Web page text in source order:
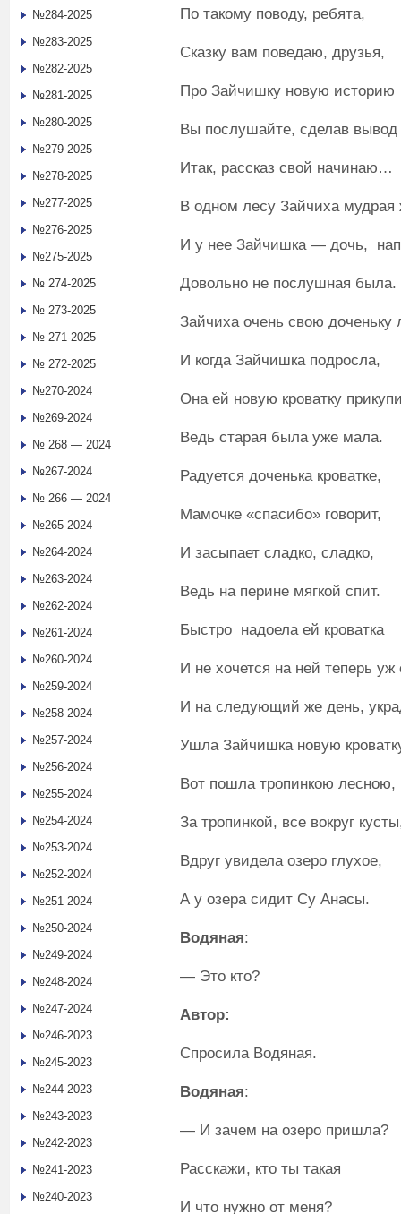
По такому поводу, ребята,
Сказку вам поведаю, друзья,
Про Зайчишку новую историю
Вы послушайте, сделав
Итак, рассказ свой начинаю…
В одном лесу Зайчиха мудрая
И у нее Зайчишка — дочь,
Довольно не послушная была.
Зайчиха очень свою
И когда Зайчишка подросла,
Она ей новую кроватку
Ведь старая была уже мала.
Радуется доченька кроватке,
Мамочке «спасибо» говорит,
И засыпает сладко, сладко,
Ведь на перине мягкой спит.
Быстро надоела ей кроватка
И не хочется на ней теперь уж
И на следующий же день,
Ушла Зайчишка новую
Вот пошла тропинкою лесною,
За тропинкой, все вокруг
Вдруг увидела озеро глухое,
А у озера сидит Су Анасы.
Водяная:
— Это кто?
Автор:
Спросила Водяная.
Водяная:
— И зачем на озеро пришла?
Расскажи, кто ты такая
И что нужно от меня?
№284-2025
№283-2025
№282-2025
№281-2025
№280-2025
№279-2025
№278-2025
№277-2025
№276-2025
№275-2025
№ 274-2025
№ 273-2025
№ 271-2025
№ 272-2025
№270-2024
№269-2024
№ 268 — 2024
№267-2024
№ 266 — 2024
№265-2024
№264-2024
№263-2024
№262-2024
№261-2024
№260-2024
№259-2024
№258-2024
№257-2024
№256-2024
№255-2024
№254-2024
№253-2024
№252-2024
№251-2024
№250-2024
№249-2024
№248-2024
№247-2024
№246-2023
№245-2023
№244-2023
№243-2023
№242-2023
№241-2023
№240-2023